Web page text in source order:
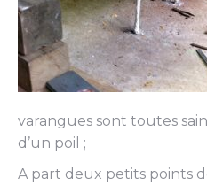
varangues sont toutes
d’un poil ;
A part deux petits points